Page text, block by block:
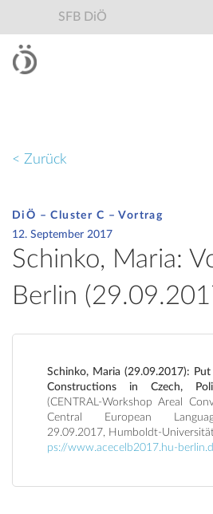
SFB DiÖ
< Zurück
DiÖ – Cluster C – Vortrag
12. September 2017
Schinko, Maria:
Berlin
Schinko, Maria (29.09.2017):
Constructions in Czech,
(CENTRAL-Workshop Areal
Central European
ps://www.acecelb2017.hu-